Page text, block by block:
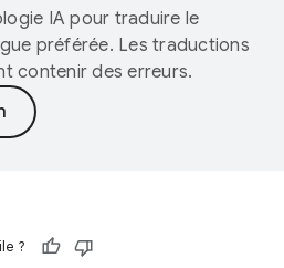
IA pour traduire le
préférée. Les traductions
contenir des erreurs.
?